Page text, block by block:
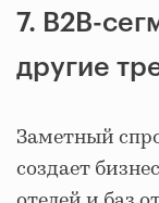
7. B2B-
другие
Заметный
создает